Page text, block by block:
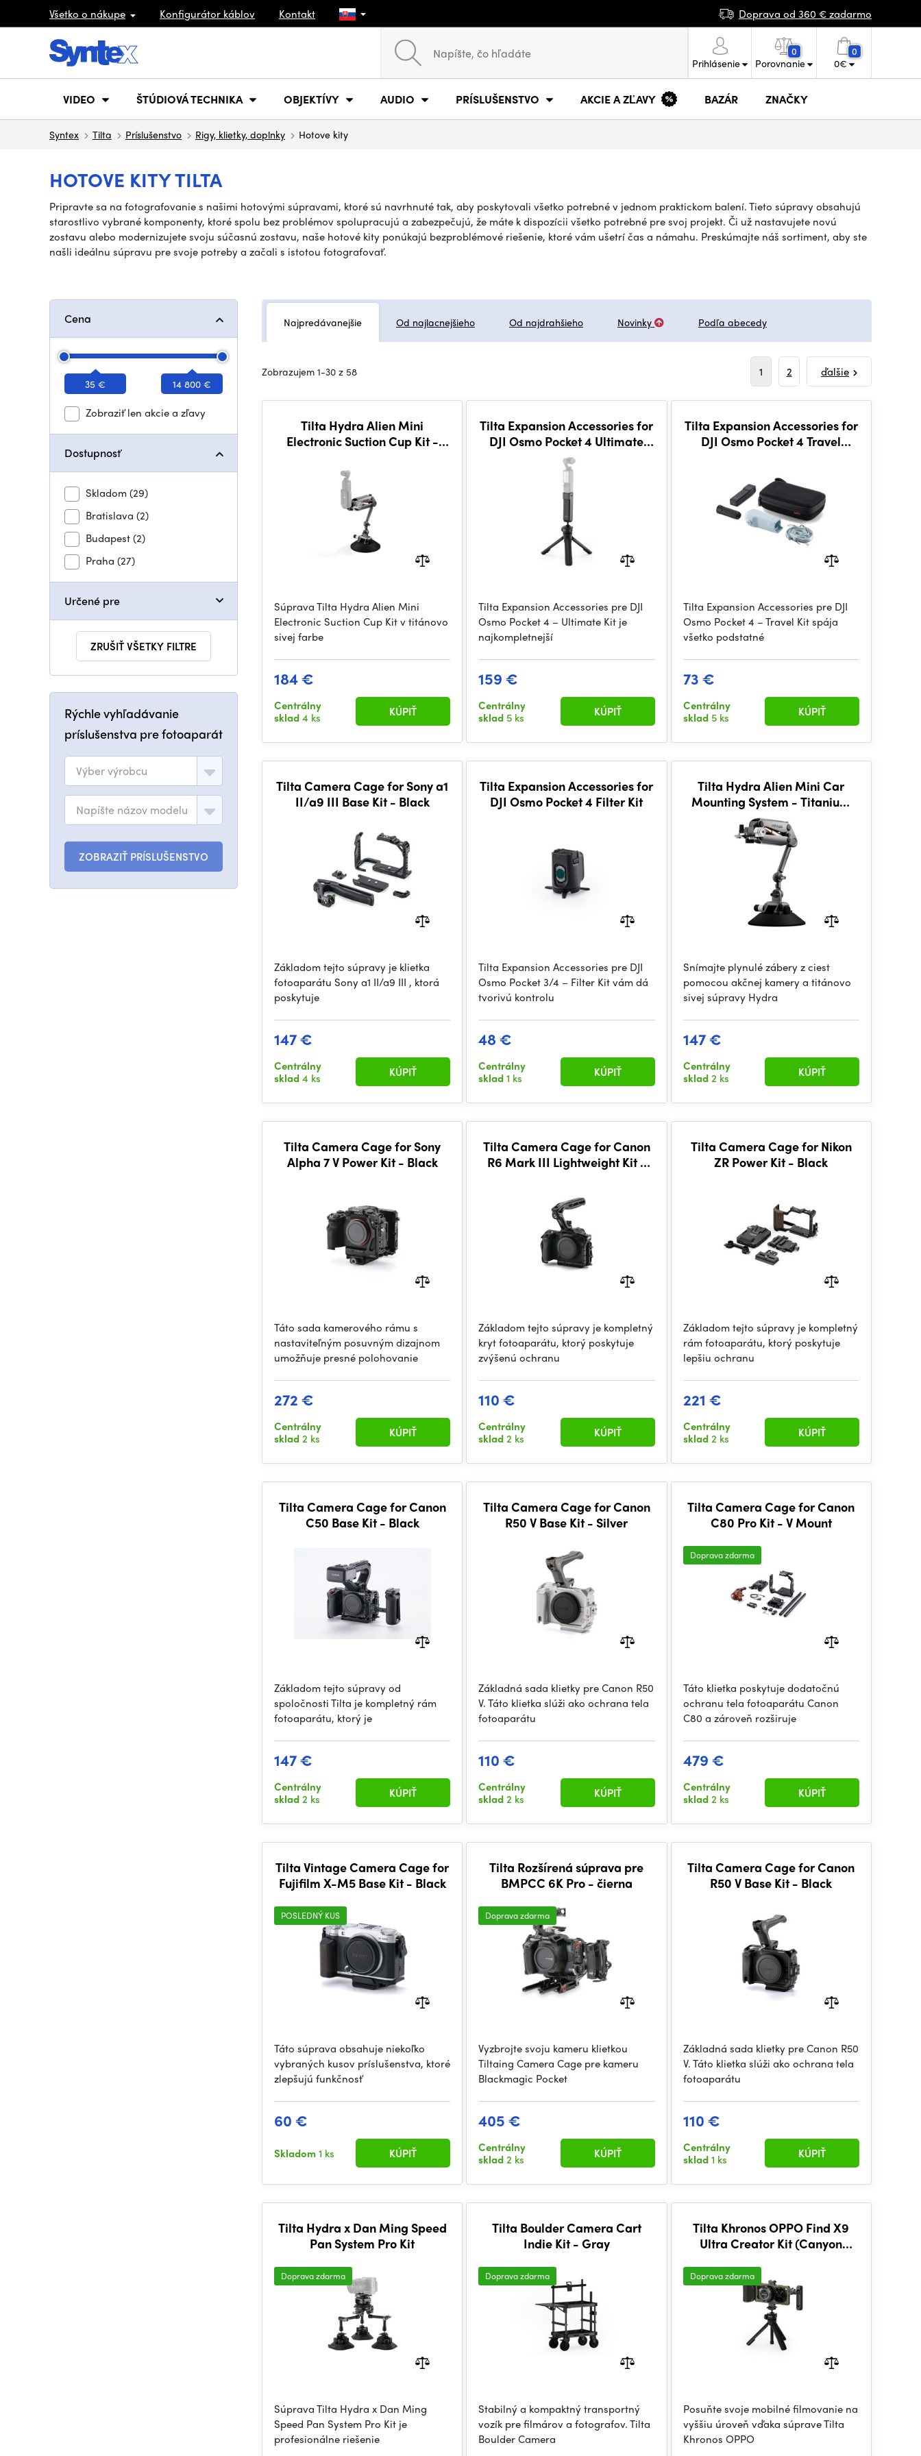
Všetko o nákupe Konfigurátor káblov Kontakt Doprava od 360 € zadarmo
Prihlásenie
0
Porovnanie
0
0€
VIDEO ŠTÚDIOVÁ TECHNIKA OBJEKTÍVY AUDIO PRÍSLUŠENSTVO AKCIE A ZĽAVY BAZÁR ZNAČKY
Syntex Tilta Príslušenstvo Rigy, klietky, doplnky Hotove kity
HOTOVE KITY TILTA
Pripravte sa na fotografovanie s našimi hotovými súpravami, ktoré sú navrhnuté tak, aby poskytovali všetko potrebné v jednom praktickom balení. Tieto súpravy obsahujú
starostlivo vybrané komponenty, ktoré spolu bez problémov spolupracujú a zabezpečujú, že máte k dispozícii všetko potrebné pre svoj projekt. Či už nastavujete novú
zostavu alebo modernizujete svoju súčasnú zostavu, naše hotové kity ponúkajú bezproblémové riešenie, ktoré vám ušetrí čas a námahu. Preskúmajte náš sortiment, aby ste
našli ideálnu súpravu pre svoje potreby a začali s istotou fotografovať.
Cena
35 € 14 800 €
Zobraziť len akcie a zľavy
Dostupnosť
Skladom(29)
Bratislava (2)
Budapest(2)
Praha (27)
Určené pre
ZRUŠIŤ VŠETKY FILTRE
Rýchle vyhľadávanie
príslušenstva pre fotoaparát
Výber výrobcu
Napíšte názov modelu
ZOBRAZIŤ PRÍSLUŠENSTVO
Najpredávanejšie Od najlacnejšieho Od najdrahšieho Novinky Podľa abecedy
Zobrazujem 1-30 z 58 1 2 ďalšie
Tilta Hydra Alien Mini
Electronic Suction Cup Kit -
Súprava Tilta Hydra Alien Mini
Electronic Suction Cup Kit v titánovo
sivej farbe
184 €
Centrálny
sklad4 ks KÚPIŤ
Tilta Expansion Accessories for
DJI Osmo Pocket 4 Ultimate
Kit(with Internal Batteries)
Tilta Expansion Accessories pre DJI
Osmo Pocket 4 – Ultimate Kit je
najkompletnejší
159 €
Centrálny
sklad 5 ks KÚPIŤ
Tilta Expansion Accessories for
DJI Osmo Pocket 4 Travel
Tilta Expansion Accessories pre DJI
Osmo Pocket 4 – Travel Kit spája
všetko podstatné
73 €
Centrálny
sklad 5 ks KÚPIŤ
Tilta Camera Cage for Sony a1
II/a9 III Base Kit - Black
Základom tejto súpravy je klietka
fotoaparátu Sony a1 II/a9 III , ktorá
poskytuje
147 €
Centrálny
sklad4 ks KÚPIŤ
Tilta Expansion Accessories for
DJI Osmo Pocket 4 Filter Kit
Tilta Expansion Accessories pre DJI
Osmo Pocket 3/4 – Filter Kit vám dá
tvorivú kontrolu
48 €
Centrálny
sklad1 ks KÚPIŤ
Tilta Hydra Alien Mini Car
Mounting System - Titanium
Gray
Snímajte plynulé zábery z ciest
pomocou akčnej kamery a titánovo
sivej súpravy Hydra
147 €
Centrálny
sklad2 ks KÚPIŤ
Tilta Camera Cage for Sony
Alpha 7 V Power Kit - Black
Táto sada kamerového rámu s
nastaviteľným posuvným dizajnom
umožňuje presné polohovanie
272 €
Centrálny
sklad2 ks KÚPIŤ
Tilta Camera Cage for Canon
R6 Mark III Lightweight Kit -
Základom tejto súpravy je kompletný
kryt fotoaparátu, ktorý poskytuje
zvýšenú ochranu
110 €
Centrálny
sklad2 ks KÚPIŤ
Tilta Camera Cage for Nikon
ZR Power Kit - Black
Základom tejto súpravy je kompletný
rám fotoaparátu, ktorý poskytuje
lepšiu ochranu
221 €
Centrálny
sklad2 ks KÚPIŤ
Tilta Camera Cage for Canon
C50 Base Kit - Black
Základom tejto súpravy od
spoločnosti Tilta je kompletný rám
fotoaparátu, ktorý je
147 €
Centrálny
sklad2 ks KÚPIŤ
Tilta Camera Cage for Canon
R50 V Base Kit - Silver
Základná sada klietky pre Canon R50
V. Táto klietka slúži ako ochrana tela
fotoaparátu
110 €
Centrálny
sklad2 ks KÚPIŤ
Tilta Camera Cage for Canon
C80 Pro Kit - V Mount
Doprava zdarma
Táto klietka poskytuje dodatočnú
ochranu tela fotoaparátu Canon
C80 a zároveň rozširuje
479 €
Centrálny
sklad2 ks KÚPIŤ
Tilta Vintage Camera Cage for
Fujifilm X-M5 Base Kit - Black
POSLEDNÝ KUS
Táto súprava obsahuje niekoľko
vybraných kusov príslušenstva, ktoré
zlepšujú funkčnosť
60 €
Skladom1 ks KÚPIŤ
Tilta Rozšírená súprava pre
BMPCC 6K Pro - čierna
Doprava zdarma
Vyzbrojte svoju kameru klietkou
Tiltaing Camera Cage pre kameru
Blackmagic Pocket
405 €
Centrálny
sklad2 ks KÚPIŤ
Tilta Camera Cage for Canon
R50 V Base Kit - Black
Základná sada klietky pre Canon R50
V. Táto klietka slúži ako ochrana tela
fotoaparátu
110 €
Centrálny
sklad1 ks KÚPIŤ
Tilta Hydra x Dan Ming Speed
Pan System Pro Kit
Doprava zdarma
Súprava Tilta Hydra x Dan Ming
Speed Pan System Pro Kit je
profesionálne riešenie
Tilta Boulder Camera Cart
Indie Kit - Gray
Doprava zdarma
Stabilný a kompaktný transportný
vozík pre filmárov a fotografov. Tilta
Boulder Camera
Tilta Khronos OPPO Find X9
Ultra Creator Kit (Canyon
int battery
Doprava zdarma
Posuňte svoje mobilné filmovanie na
vyššiu úroveň vďaka súprave Tilta
Khronos OPPO